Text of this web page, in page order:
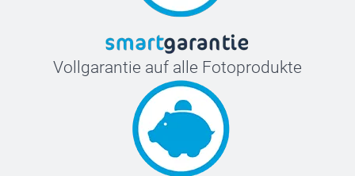
Vollgarantie auf alle Fotoprodukte